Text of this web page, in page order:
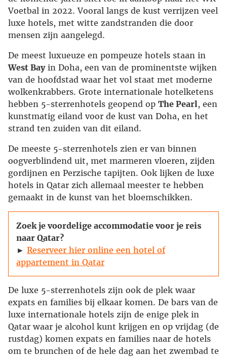
Voetbal in 2022. Vooral langs de kust verrijzen veel
luxe hotels, met witte zandstranden die door
mensen zijn aangelegd.
De meest luxueuze en pompeuze hotels staan in
West Bayin Doha, een van de prominentste wijken
van de hoofdstad waar het vol staat met moderne
wolkenkrabbers. Grote internationale hotelketens
hebben 5-sterrenhotels geopend op The Pearl, een
kunstmatig eiland voor de kust van Doha, en het
strand ten zuiden van dit eiland.
De meeste 5-sterrenhotels zien er van binnen
oogverblindend uit, met marmeren vloeren, zijden
gordijnen en Perzische tapijten. Ook lijken de luxe
hotels in Qatar zich allemaal meester te hebben
gemaakt in de kunst van het bloemschikken.
Zoek je voordelige accommodatie voor je reis
naar Qatar?
► Reserveer hier online een hotel of
appartement in Qatar
De luxe 5-sterrenhotels zijn ook de plek waar
expats en families bij elkaar komen. De bars van de
luxe internationale hotels zijn de enige plek in
Qatar waar je alcohol kunt krijgen en op vrijdag (de
rustdag) komen expats en families naar de hotels
om te brunchen of de hele dag aan het zwembad te